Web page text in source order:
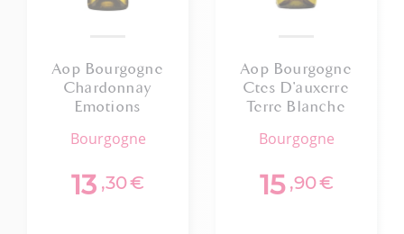
Aop Bourgogne
Chardonnay
Emotions
bourgogne
13 ,30€
Aop Bourgogne
Ctes D'auxerre
Terre Blanche
bourgogne
15 ,90€